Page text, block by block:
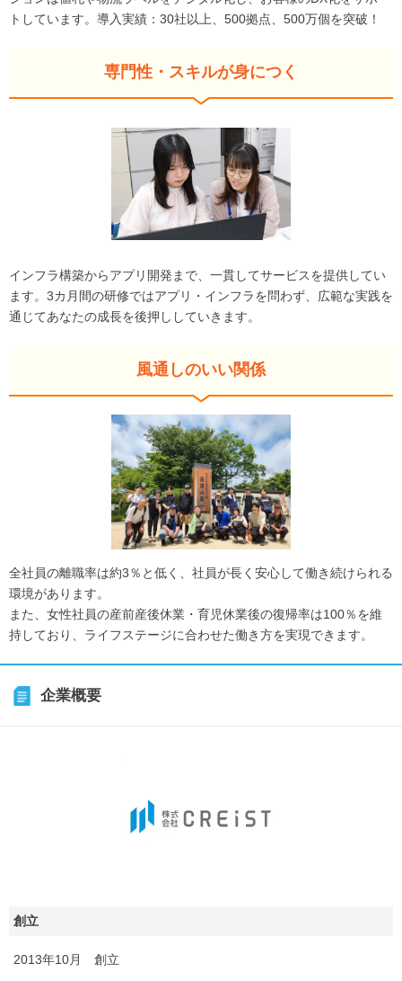
トしています。導入実績：30社以上、500拠点、500万個を突破！
専門性・スキルが身につく
インフラ構築からアプリ開発まで、一貫してサービスを提供してい
ます。3カ月間の研修ではアプリ・インフラを問わず、広範な実践を
通じてあなたの成長を後押ししていきます。
風通しのいい関係
全社員の離職率は約3％と低く、社員が長く安心して働き続けられる
環境があります。
また、女性社員の産前産後休業・育児休業後の復帰率は100％を維
持しており、ライフステージに合わせた働き方を実現できます。
企業概要
創立
2013年10月 創立